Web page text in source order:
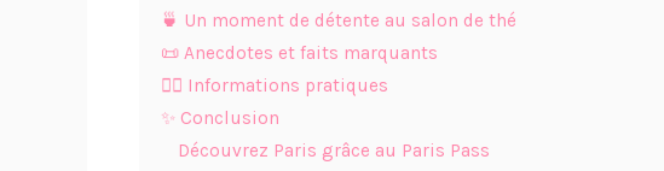
🍵 Un moment de détente au salon de thé
📜 Anecdotes et faits marquants
🏃‍♂️ Informations pratiques
✨ Conclusion
Découvrez Paris grâce au Paris Pass